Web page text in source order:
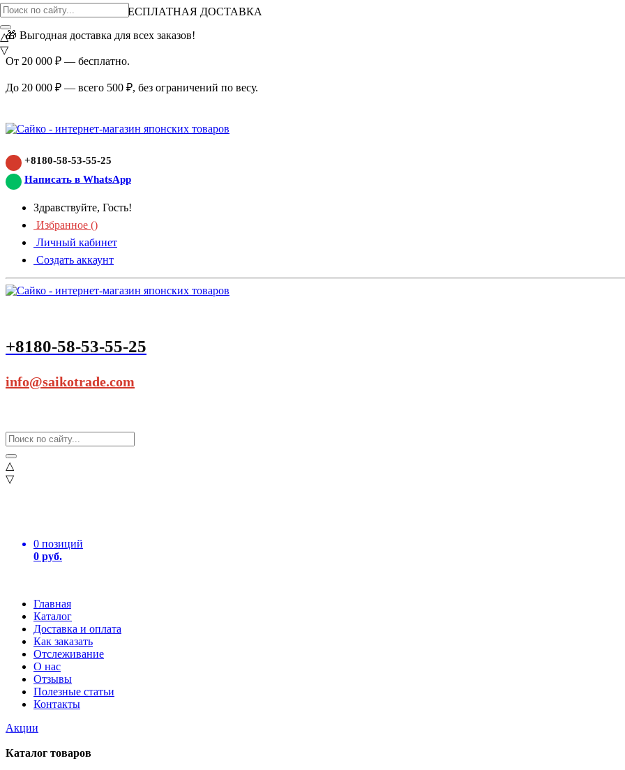
ВНИМАНИЕ АКЦИЯ!
БЕСПЛАТНАЯ ДОСТАВКА
🎁 Выгодная доставка для всех заказов!
От 20 000 ₽ — бесплатно.
До 20 000 ₽ — всего 500 ₽, без ограничений по весу.
+8180-58-53-55-25
Написать в WhatsApp
Здравствуйте, Гость!
Избранное ()
Личный кабинет
Создать аккаунт
+8180-58-53-55-25
info@saikotrade.com
△
▽
0 позиций
0 руб.
Главная
Каталог
Доставка и оплата
Как заказать
Отслеживание
О нас
Отзывы
Полезные статьи
Контакты
Акции
△
▽
Каталог товаров